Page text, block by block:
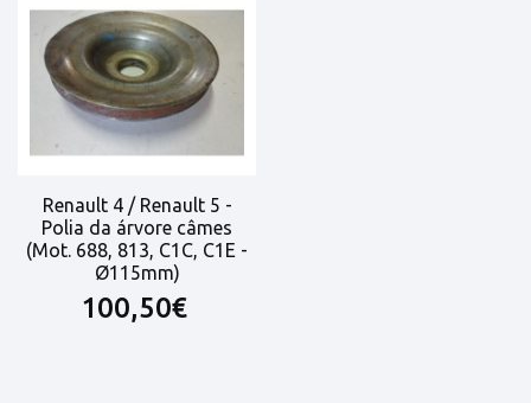
Renault 4 / Renault 5 -
Polia da árvore câmes
(Mot. 688, 813, C1C, C1E -
Ø115mm)
100,50€